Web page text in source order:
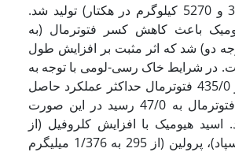
لوم-شنی، 3/7800 و 5270 کیلوگرم در هکتار) تولید شد.
باعث کاهش کسر فتوترمال (به
دو) شد که اثر مثبت بر افزایش طول
در شرایط خاک رسی-لومی با توجه به
مدل پیشنهادی در 435/0 فتوترمال حداکثر عملکرد حاصل
شد و زمانی که فتوترمال به 47/0 رسید در این صورت
هیومیک با افزایش کلروفیل (از
3/53 به 26/57 اسپاد)، پرولین (از 295 به 1/376 میلی­گرم